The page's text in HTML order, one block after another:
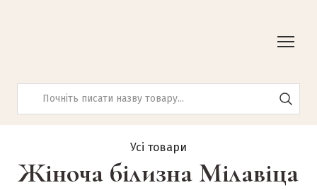
Усі товари
Жіноча білизна Мілавіца